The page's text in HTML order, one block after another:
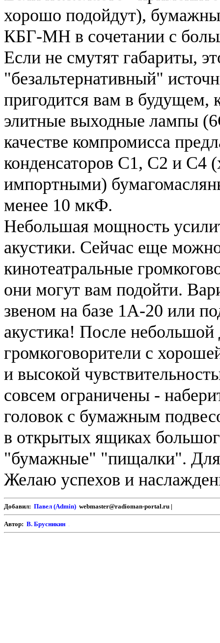
хорошо подойдут),
КБГ-МН в сочетании с
Если не смутят габариты,
"безальтернативный"
пригодится вам в будущем,
элитные выходные лампы
качестве компромисса
конденсаторов С1, С2 и С4
импортными)
менее 10 мкФ.
Небольшая мощность
акустики. Сейчас еще
кинотеатральные
они могут вам подойти.
звеном на базе 1А-20 или
акустика! После
громкоговорители с
и высокой
совсем ограничены -
головок с бумажным
в открытых ящиках
"бумажные" "пищалки".
Желаю успехов и
Добавил: Павел (Admin) webmaster@radioman-portal.ru |
Автор: В. Брусникин